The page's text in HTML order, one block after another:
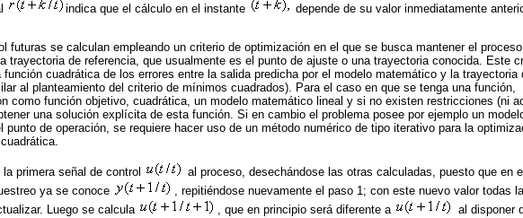
indica que el cálculo en el instante
depende de su valor inmediatamente
futuras se calculan empleando un criterio de optimización en el que se busca mantener el
trayectoria de referencia, que usualmente es el punto de ajuste o una trayectoria conocida. Este
cuadrática de los errores entre la salida predicha por el modelo matemático y la trayectoria
al planteamiento del criterio de mínimos cuadrados). Para el caso en que se tenga una función,
como función objetivo, cuadrática, un modelo matemático lineal y si no existen restricciones (ni
una solución explícita de esta función. Si en cambio el problema posee por ejemplo un
punto de operación, se requiere hacer uso de un método numérico de tipo iterativo para la
primera señal de control
al proceso, desechándose las otras calculadas, puesto que en el
ya se conoce
, repitiéndose nuevamente el paso 1; con este nuevo valor todas
Luego se calcula
, que en principio será diferente a
al disponer